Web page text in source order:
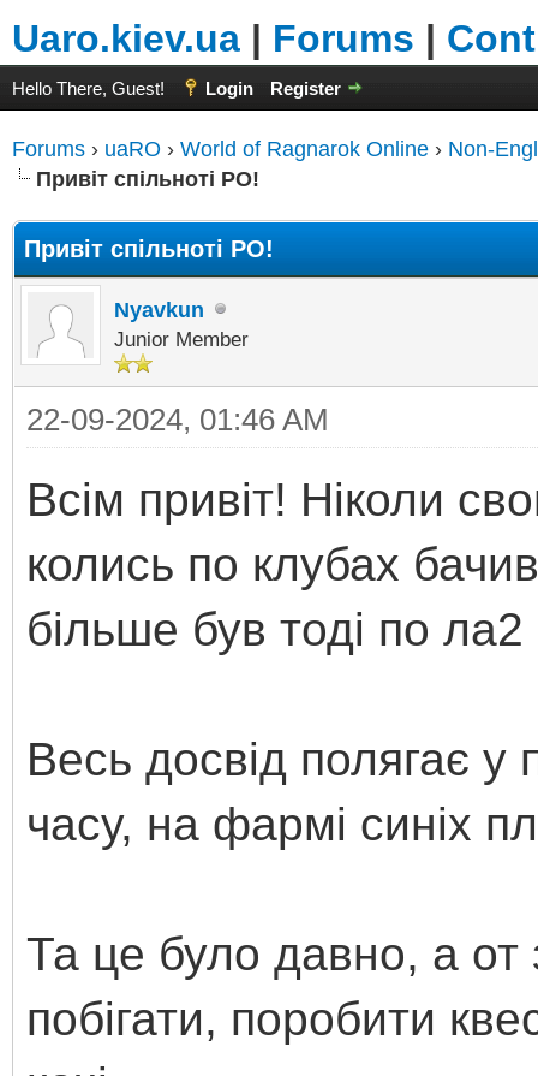
Uaro.kiev.ua | Forums |
Hello There, Guest! Login Register
Forums › uaRO › World of Ragnarok Online › Non-
Привіт спільноті РО!
Привіт спільноті РО!
Nyavkun
Junior Member
22-09-2024, 01:46 AM
Всім привіт! Ніколи
колись по клубах
більше був тоді по
Весь досвід полягає у
часу, на фармі синіх
Та це було давно, а от
побігати, поробити